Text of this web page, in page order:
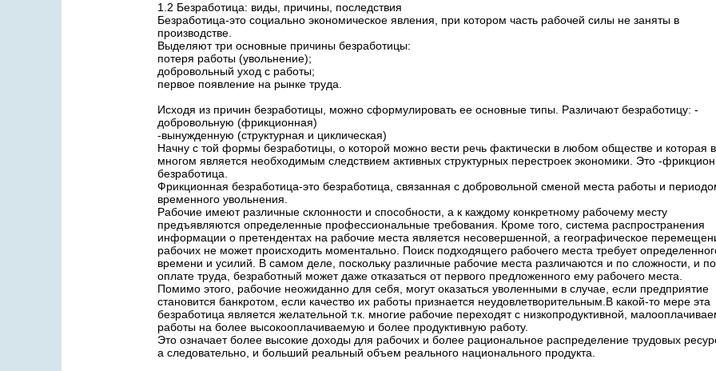
1.2 Безработица: виды, причины, последствия
Безработица-это социально экономическое явления, при котором часть рабочей силы не заняты в
производстве.
Выделяют три основные причины безработицы:
потеря работы (увольнение);
добровольный уход с работы;
первое появление на рынке труда.
Исходя из причин безработицы, можно сформулировать ее основные типы. Различают безработицу: -
добровольную (фрикционная)
-вынужденную (структурная и циклическая)
Начну с той формы безработицы, о которой можно вести речь фактически в любом обществе и которая
многом является необходимым следствием активных структурных перестроек экономики. Это -
безработица.
Фрикционная безработица-это безработица, связанная с добровольной сменой места работы и
временного увольнения.
Рабочие имеют различные склонности и способности, а к каждому конкретному рабочему месту
предъявляются определенные профессиональные требования. Кроме того, система распространения
информации о претендентах на рабочие места является несовершенной, а географическое
рабочих не может происходить моментально. Поиск подходящего рабочего места требует
времени и усилий. В самом деле, поскольку различные рабочие места различаются и по сложности, и по
оплате труда, безработный может даже отказаться от первого предложенного ему рабочего места.
Помимо этого, рабочие неожиданно для себя, могут оказаться уволенными в случае, если предприятие
становится банкротом, если качество их работы признается неудовлетворительным.В какой-то мере эта
безработица является желательной т.к. многие рабочие переходят с низкопродуктивной,
работы на более высокооплачиваемую и более продуктивную работу.
Это означает более высокие доходы для рабочих и более рациональное распределение трудовых
а следовательно, и больший реальный объем реального национального продукта.